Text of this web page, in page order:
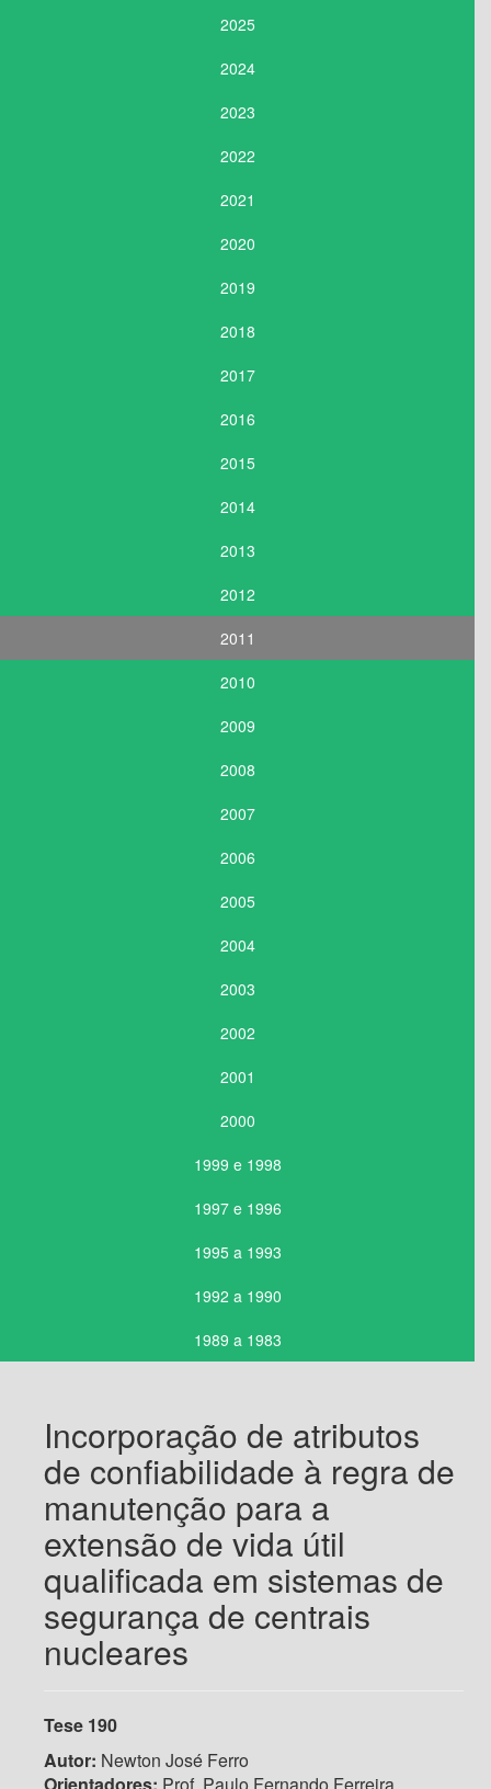
2025
2024
2023
2022
2021
2020
2019
2018
2017
2016
2015
2014
2013
2012
2011
2010
2009
2008
2007
2006
2005
2004
2003
2002
2001
2000
1999 e 1998
1997 e 1996
1995 a 1993
1992 a 1990
1989 a 1983
Incorporação de atributos
de confiabilidade à regra de
manutenção para a
extensão de vida útil
qualificada em sistemas de
segurança de centrais
nucleares
Tese 190
Autor: Newton José Ferro
Orientadores: Prof. Paulo Fernando Ferreira